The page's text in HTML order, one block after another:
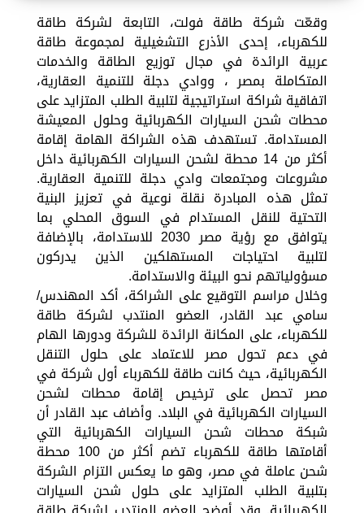
وقعّت شركة طاقة فولت، التابعة لشركة طاقة
للكهرباء، إحدى الأذرع التشغيلية لمجموعة طاقة
عربية الرائدة في مجال توزيع الطاقة والخدمات
المتكاملة بمصر ، ووادي دجلة للتنمية العقارية،
اتفاقية شراكة استراتيجية لتلبية الطلب المتزايد على
محطات شحن السيارات الكهربائية وحلول المعيشة
المستدامة. تستهدف هذه الشراكة الهامة إقامة
أكثر من 14 محطة لشحن السيارات الكهربائية داخل
مشروعات ومجتمعات وادي دجلة للتنمية العقارية.
تمثل هذه المبادرة نقلة نوعية في تعزيز البنية
التحتية للنقل المستدام في السوق المحلي بما
يتوافق مع رؤية مصر 2030 للاستدامة، بالإضافة
لتلبية احتياجات المستهلكين الذين يدركون
مسؤولياتهم نحو البيئة والاستدامة.
وخلال مراسم التوقيع على الشراكة، أكد المهندس/
سامي عبد القادر، العضو المنتدب لشركة طاقة
للكهرباء، على المكانة الرائدة للشركة ودورها الهام
في دعم تحول مصر للاعتماد على حلول التنقل
الكهربائية، حيث كانت طاقة للكهرباء أول شركة في
مصر تحصل على ترخيص إقامة محطات لشحن
السيارات الكهربائية في البلاد. وأضاف عبد القادر أن
شبكة محطات شحن السيارات الكهربائية التي
أقامتها طاقة للكهرباء تضم أكثر من 100 محطة
شحن عاملة في مصر، وهو ما يعكس التزام الشركة
بتلبية الطلب المتزايد على حلول شحن السيارات